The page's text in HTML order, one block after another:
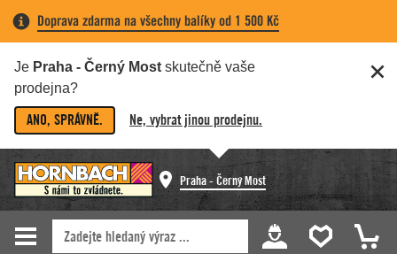
Doprava zdarma na všechny balíky od 1 500 Kč
Je Praha - Černý Most skutečně vaše
prodejna?
ANO, SPRÁVNĚ. Ne, vybrat jinou prodejnu.
Praha - Černý Most